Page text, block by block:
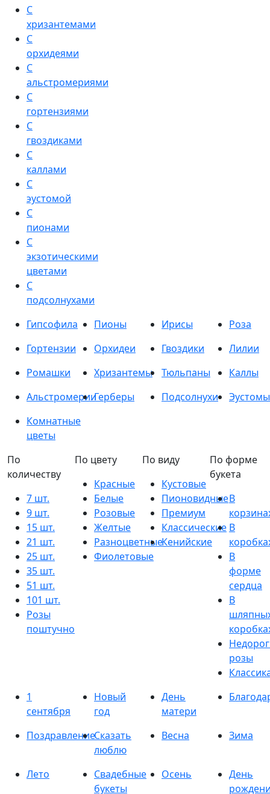
С
хризантемами
С
орхидеями
С
альстромериями
С
гортензиями
С
гвоздиками
С
каллами
С
эустомой
С
пионами
С
экзотическими
цветами
С
подсолнухами
Гипсофила
Пионы Ирисы
Роза
Гортензии
Орхидеи Гвоздики
Лилии
Ромашки
Хризантемы Тюльпаны
Каллы
АльстромерииГерберы Подсолнухи
Эустомы
Комнатные
цветы
По
количеству
7 шт.
9 шт.
15 шт.
21 шт.
25 шт.
35 шт.
51 шт.
101 шт.
Розы
поштучно
По цвету
Красные
Белые
Розовые
Желтые
Разноцветные
Фиолетовые
По виду
Кустовые
Пионовидные
Премиум
Классические
Кенийские
По форме
букета
В
В
В
форме
сердца
В
розы
1
сентября
Новый
год
День
матери
ПоздравлениеСказать
люблю
Весна Зима
Лето
Свадебные
букеты
Осень
День